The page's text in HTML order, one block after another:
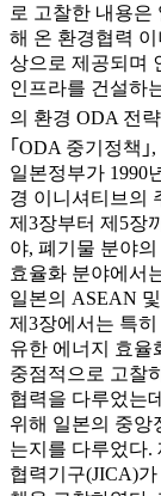
로 고찰한 내용은
해 온 환경협력
상으로 제공되며
인프라를 건설하
의 환경 ODA 전
｢ODA 중기정책｣
일본정부가 1990
경 이니셔티브의
제3장부터 제5장
야, 폐기물 분야
효율화 분야에서
일본의 ASEAN
제3장에서는 특
유한 에너지 효율
중점적으로 고찰
협력을 다루었는
위해 일본의 중앙
는지를 다루었다.
협력기구(JICA)